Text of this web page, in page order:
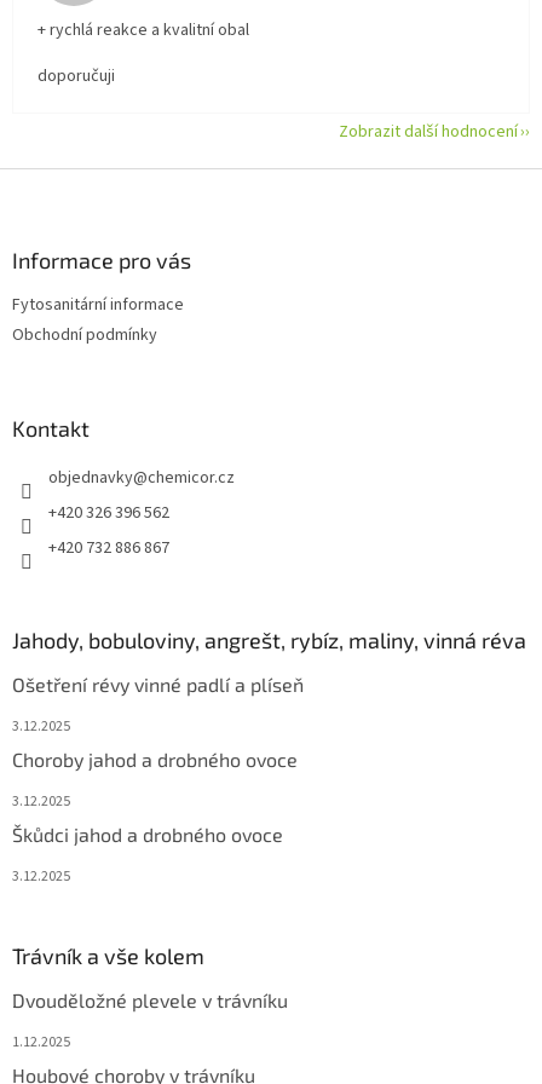
+ rychlá reakce a kvalitní obal
doporučuji
Zobrazit další hodnocení
Informace pro vás
Fytosanitární informace
Obchodní podmínky
Kontakt
objednavky@chemicor.cz
+420 326 396 562
+420 732 886 867
Jahody, bobuloviny, angrešt, rybíz, maliny, vinná réva
Ošetření révy vinné padlí a plíseň
3.12.2025
Choroby jahod a drobného ovoce
3.12.2025
Škůdci jahod a drobného ovoce
3.12.2025
Trávník a vše kolem
Dvouděložné plevele v trávníku
1.12.2025
Houbové choroby v trávníku